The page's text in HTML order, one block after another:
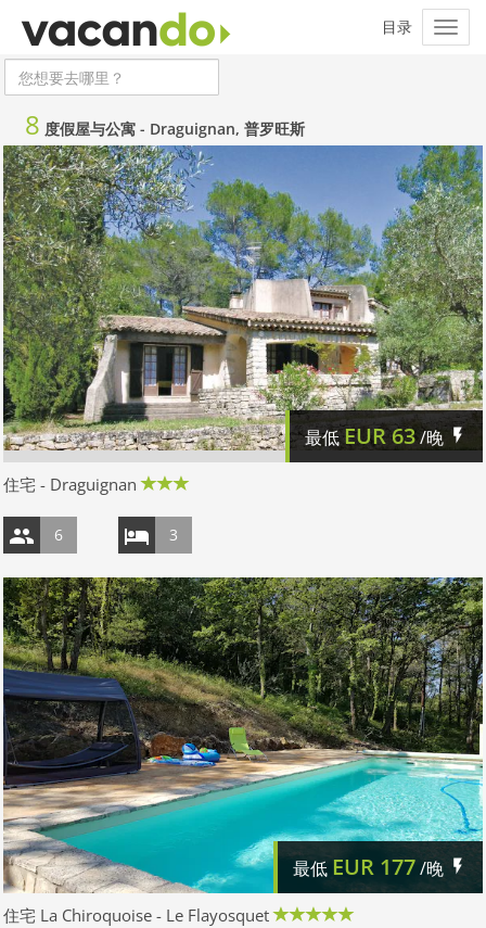
8 度假屋与公寓 - Draguignan, 普罗旺斯
最低EUR63/晚
住宅 - Draguignan
6 3
最低EUR 177/晚
住宅 La Chiroquoise - Le Flayosquet